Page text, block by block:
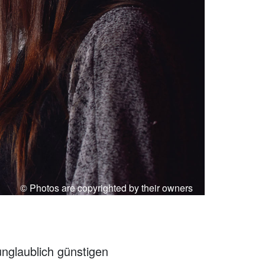
© Photos are copyrighted by their owners
günstigen